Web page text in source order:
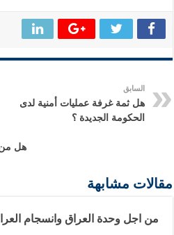
السابق
هل ثمة غرفة عمليات أمنية لدى
الحكومة الجديدة ؟
هل من
مقالات مشابهة
من اجل وحدة العراق وانسجام